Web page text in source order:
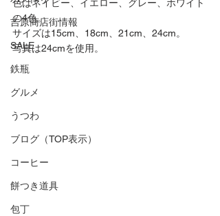
吉原商店街情報
SALE
鉄瓶
グルメ
うつわ
ブログ（TOP表示）
コーヒー
餅つき道具
包丁
色はネイビー、イエロー、グレー、ホワイト
の4色。
サイズは15cm、18cm、21cm、24cm。
写真は24cmを使用。